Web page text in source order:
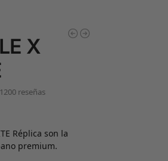
X
reseñas
Réplica son la
premium.